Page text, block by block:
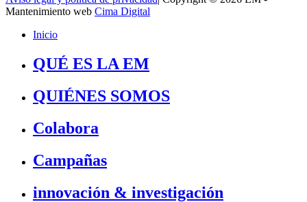
Mantenimiento web Cima Digital
Inicio
QUÉ ES LA EM
QUIÉNES SOMOS
Colabora
Campañas
innovación & investigación